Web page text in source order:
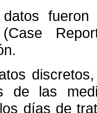
(Case
de las
días de